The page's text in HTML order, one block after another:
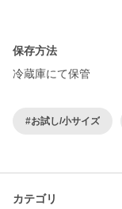
保存方法
冷蔵庫にて保管
#お試し/小サイズ
カテゴリ